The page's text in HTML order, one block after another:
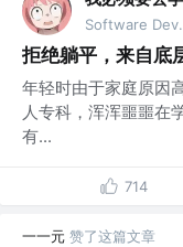
拒绝躺平，来自
年轻时由于家庭原因
人专科，浑浑噩噩在
有...
714
一一元 赞了这篇文章